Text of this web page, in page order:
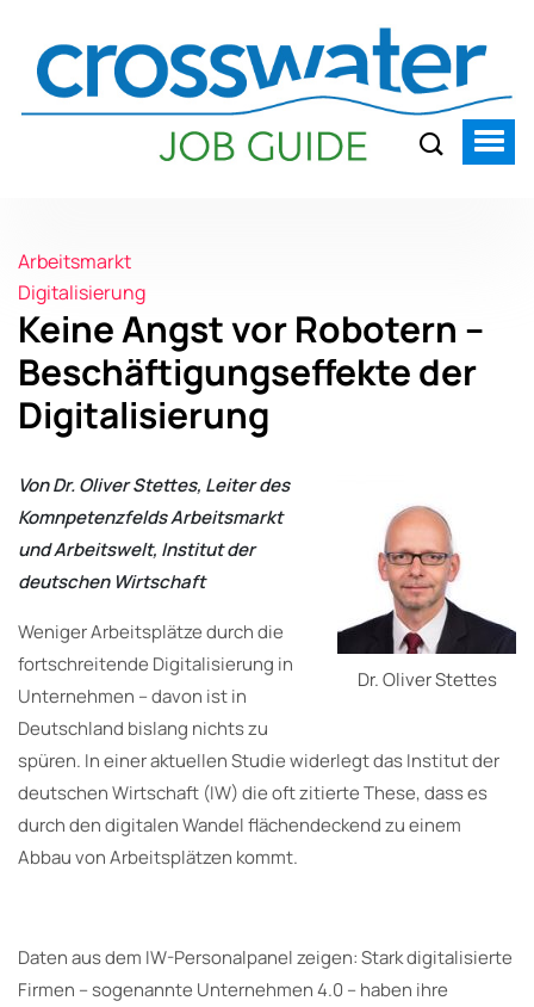
Arbeitsmarkt
Digitalisierung
Keine Angst vor Robotern –
Beschäftigungseffekte der
Digitalisierung
Dr. Oliver Stettes
Von Dr. Oliver Stettes, Leiter des
Komnpetenzfelds Arbeitsmarkt
und Arbeitswelt, Institut der
deutschen Wirtschaft
Weniger Arbeitsplätze durch die
fortschreitende Digitalisierung in
Unternehmen – davon ist in
Deutschland bislang nichts zu
spüren. In einer aktuellen Studie widerlegt das Institut der
deutschen Wirtschaft (IW) die oft zitierte These, dass es
durch den digitalen Wandel flächendeckend zu einem
Abbau von Arbeitsplätzen kommt.
Daten aus dem IW-Personalpanel zeigen: Stark digitalisierte
Firmen – sogenannte Unternehmen 4.0 – haben ihre